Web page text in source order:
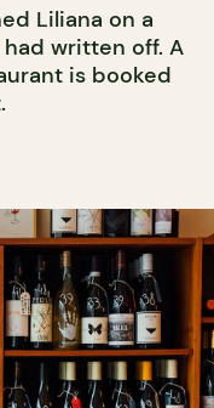
Liliana on a
written off. A
is booked